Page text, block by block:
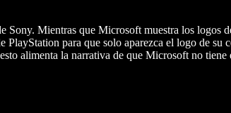
Mientras que Microsoft muestra los logos
PlayStation para que solo aparezca el logo de su
alimenta la narrativa de que Microsoft no tiene